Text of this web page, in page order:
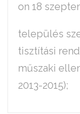
on 18
település
tisztítási
műszaki
2013-2015);